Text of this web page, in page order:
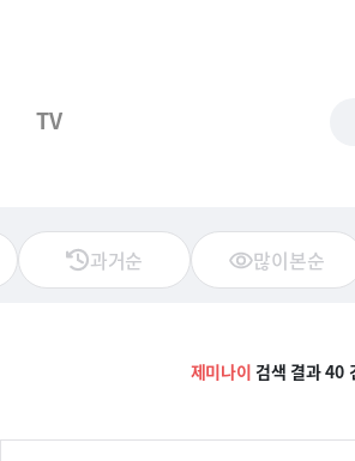
TV
과거순 많이본순
제미나이 검색 결과 40